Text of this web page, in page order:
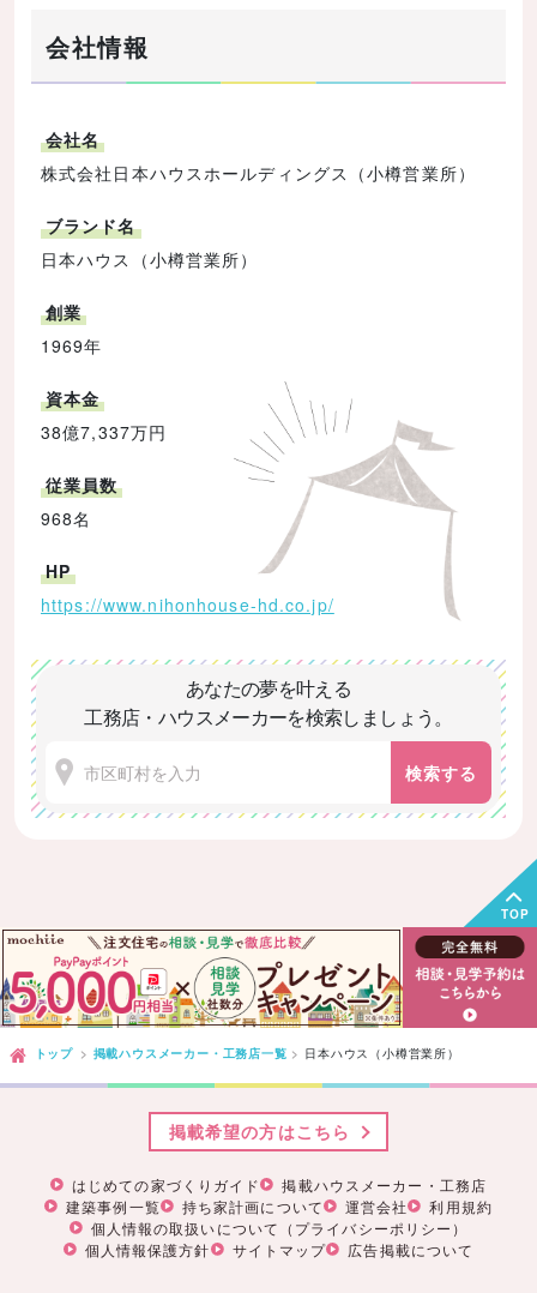
会社情報
会社名
株式会社日本ハウスホールディングス（小樽営業所）
ブランド名
日本ハウス（小樽営業所）
創業
1969年
資本金
38億7,337万円
従業員数
968名
HP
https://www.nihonhouse-hd.co.jp/
あなたの夢を叶える
工務店・ハウスメーカーを検索しましょう。
検索する
TOP
トップ 掲載ハウスメーカー・工務店一覧 日本ハウス（小樽営業所）
はじめての家づくりガイド
掲載ハウスメーカー・工務店
建築事例一覧
持ち家計画について 運営会社
利用規約
個人情報の取扱いについて（プライバシーポリシー）
個人情報保護方針
サイトマップ 広告掲載について
掲載希望の方はこちら